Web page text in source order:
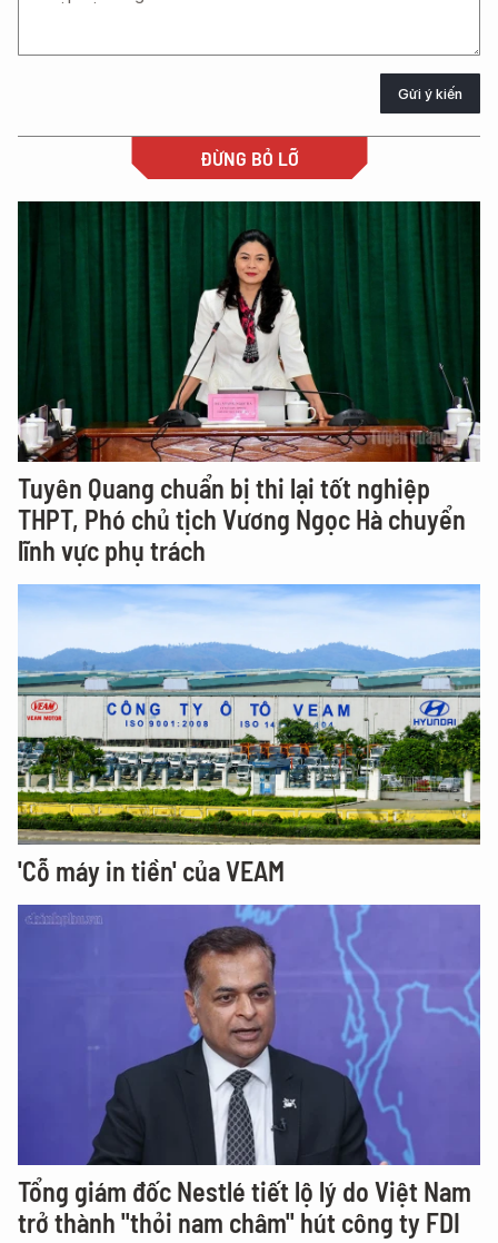
Gửi ý kiến
ĐỪNG BỎ LỠ
Tuyên Quang chuẩn bị thi lại tốt nghiệp
THPT, Phó chủ tịch Vương Ngọc Hà chuyển
lĩnh vực phụ trách
'Cỗ máy in tiền' của VEAM
Tổng giám đốc Nestlé tiết lộ lý do Việt Nam
trở thành "thỏi nam châm" hút công ty FDI